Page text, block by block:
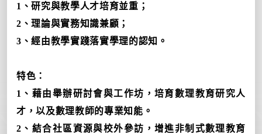
1、研究與教學人才培育並重；
2、理論與實務知識兼顧；
3、經由教學實踐落實學理的認知。
特色：
1、藉由舉辦研討會與工作坊，培育數理教育研究人
才，以及數理教師的專業知能。
2、結合社區資源與校外參訪，增進非制式數理教育